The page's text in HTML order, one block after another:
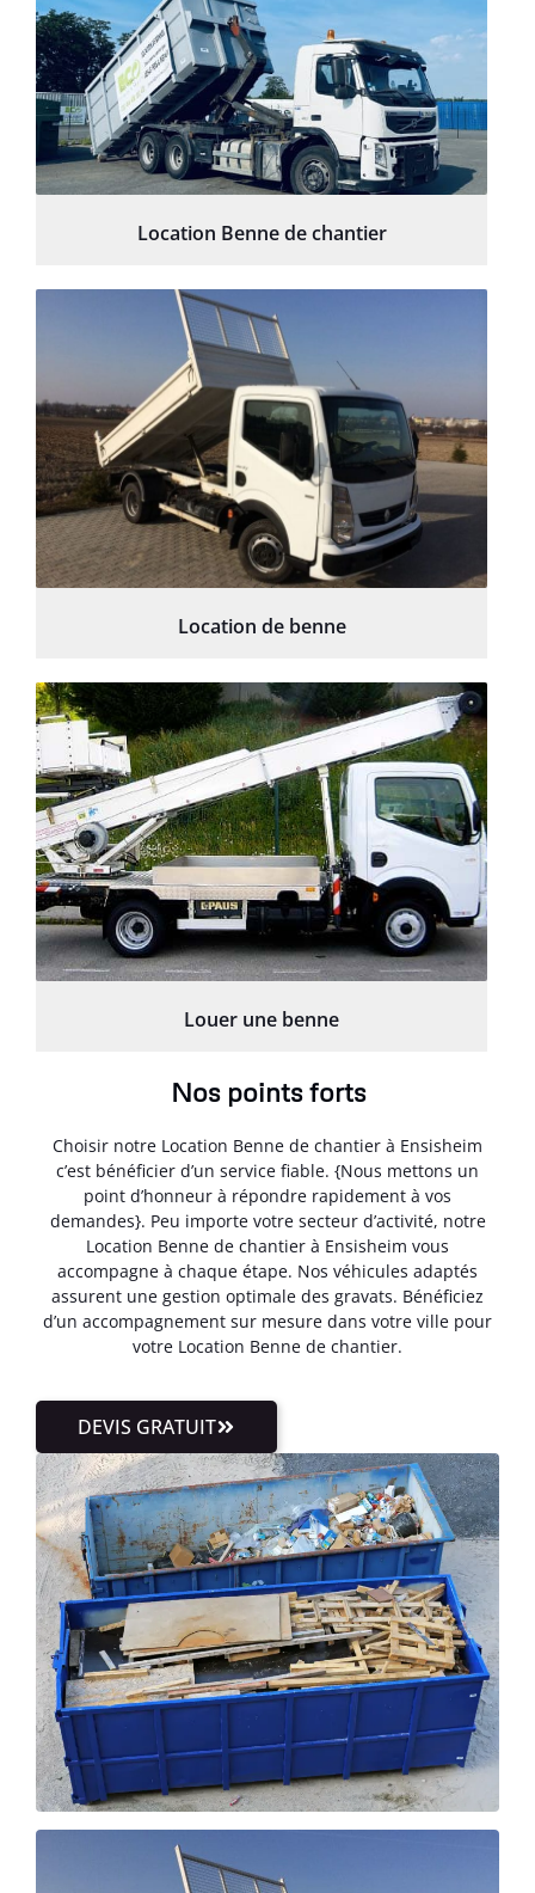
Location Benne de chantier
Location de benne
Louer une benne
Nos points forts
Choisir notre Location Benne de chantier à Ensisheim
c’est bénéficier d’un service fiable. {Nous mettons un
point d’honneur à répondre rapidement à vos
demandes}. Peu importe votre secteur d’activité, notre
Location Benne de chantier à Ensisheim vous
accompagne à chaque étape. Nos véhicules adaptés
assurent une gestion optimale des gravats. Bénéficiez
d’un accompagnement sur mesure dans votre ville pour
votre Location Benne de chantier.
DEVIS GRATUIT